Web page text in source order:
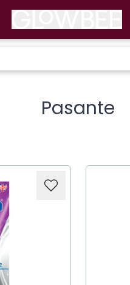
Pasante